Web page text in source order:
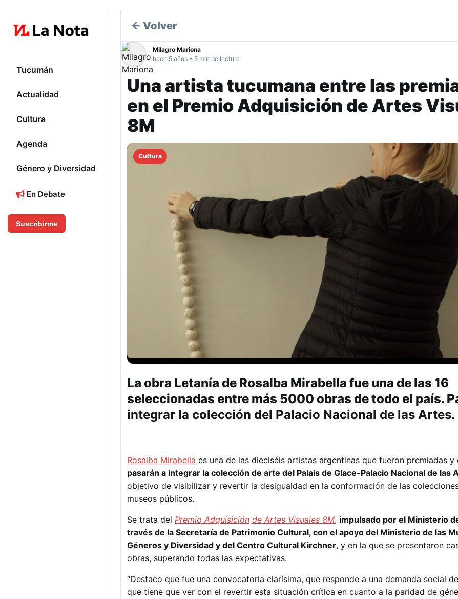
Tucumán
Actualidad
Cultura
Agenda
Género y Diversidad
En Debate
Suscribirme
← Volver
Milagro Mariona
hace 5 años • 5 min de lectura
Una artista tucumana entre las
en el Premio Adquisición de Artes
8M
Cultura
La obra Letanía de Rosalba Mirabella fue una de las 16
seleccionadas entre más 5000 obras de todo el país.
integrar la colección del Palacio Nacional de las Artes.
Rosalba Mirabella es una de las dieciséis artistas argentinas que fueron premiadas y
pasarán a integrar la colección de arte del Palais de Glace-Palacio Nacional de las
objetivo de visibilizar y revertir la desigualdad en la conformación de las
museos públicos.
Se trata del Premio Adquisición de Artes Visuales 8M, impulsado por el Ministerio
través de la Secretaría de Patrimonio Cultural, con el apoyo del Ministerio de las
Géneros y Diversidad y del Centro Cultural Kirchner, y en la que se presentaron
obras, superando todas las expectativas.
“Destaco que fue una convocatoria clarísima, que responde a una demanda social
que tiene que ver con el revertir esta situación crítica en cuanto a la paridad de